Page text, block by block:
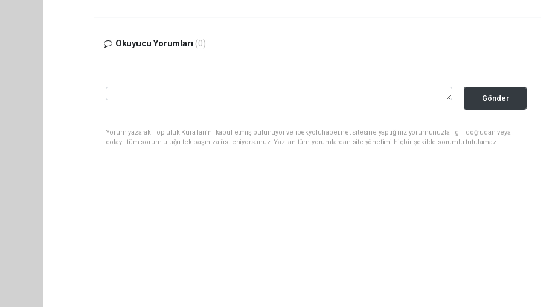
Okuyucu Yorumları (0)
Gönder
Yorum yazarak Topluluk Kuralları’nı kabul etmiş bulunuyor ve ipekyoluhaber.net sitesine yaptığınız yorumunuzla ilgili doğrudan veya
dolaylı tüm sorumluluğu tek başınıza üstleniyorsunuz. Yazılan tüm yorumlardan site yönetimi hiçbir şekilde sorumlu tutulamaz.